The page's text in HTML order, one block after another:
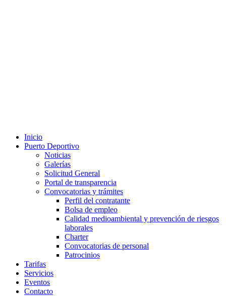
Inicio
Puerto Deportivo
Noticias
Galerías
Solicitud General
Portal de transparencia
Convocatorias y trámites
Perfil del contratante
Bolsa de empleo
Calidad medioambiental y prevención de riesgos
laborales
Charter
Convocatorias de personal
Patrocinios
Tarifas
Servicios
Eventos
Contacto